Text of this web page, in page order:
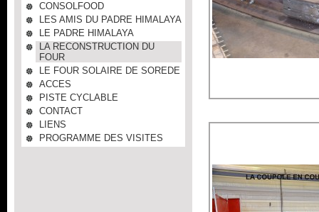
CONSOLFOOD
LES AMIS DU PADRE HIMALAYA
LE PADRE HIMALAYA
LA RECONSTRUCTION DU
FOUR
LE FOUR SOLAIRE DE SOREDE
ACCES
PISTE CYCLABLE
CONTACT
LIENS
PROGRAMME DES VISITES